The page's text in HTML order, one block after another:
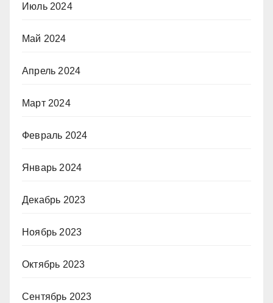
Июль 2024
Май 2024
Апрель 2024
Март 2024
Февраль 2024
Январь 2024
Декабрь 2023
Ноябрь 2023
Октябрь 2023
Сентябрь 2023